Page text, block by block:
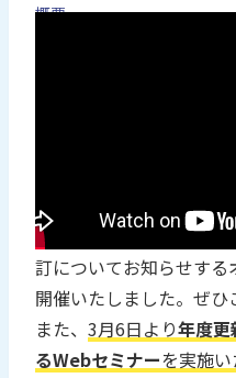
2025年1月24日（金）に
訂についてお知らせする
開催いたしました。ぜひ
また、 3月6日より年度更
るWebセミナーを実施い
概要